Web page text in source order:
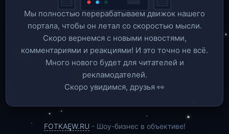
Мы полностью перерабатываем движок нашего
портала, чтобы он летал со скоростью мысли.
Скоро вернемся c новыми новостями,
комментариями и реакциями! И это точно не всё.
Много нового будет для читателей и
рекламодателей.
Скоро увидимся, друзья 👀
FOTKAEW.RU - Шоу-бизнес в объективе!